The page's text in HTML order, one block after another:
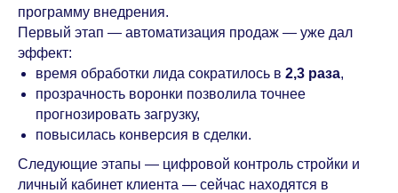
программу внедрения.
Первый этап — автоматизация продаж — уже дал
эффект:
время обработки лида сократилось в 2,3 раза,
прозрачность воронки позволила точнее
прогнозировать загрузку,
повысилась конверсия в сделки.
Следующие этапы — цифровой контроль стройки и
личный кабинет клиента — сейчас находятся в